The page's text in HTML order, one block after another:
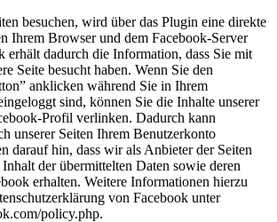
besuchen, wird über das Plugin eine direkte
Ihrem Browser und dem Facebook-Server
erhält dadurch die Information, dass Sie mit
Seite besucht haben. Wenn Sie den
anklicken während Sie in Ihrem
sind, können Sie die Inhalte unserer
Profil verlinken. Dadurch kann
unserer Seiten Ihrem Benutzerkonto
darauf hin, dass wir als Anbieter der Seiten
der übermittelten Daten sowie deren
erhalten. Weitere Informationen hierzu
von Facebook unter
policy.php.